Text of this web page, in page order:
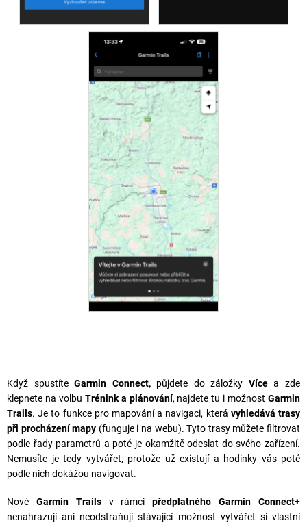
Když spustíteGarmin Connect,půjdete do záložky Vícea zde
klepnete na volbu Trénink a plánování, najdete tu i možnostGarmin
Trails. Je to funkce pro mapování a navigaci, která vyhledává trasy
při procházení mapy (funguje i na webu). Tyto trasy můžete filtrovat
podle řady parametrů a poté je okamžitě odeslat do svého zařízení.
Nemusíte je tedy vytvářet, protože už existují a hodinky vás poté
podle nich dokážou navigovat.
Nové Garmin Trailsv rámcipředplatného Garmin Connect+
nenahrazují ani neodstraňují stávající možnost vytvářet si vlastní